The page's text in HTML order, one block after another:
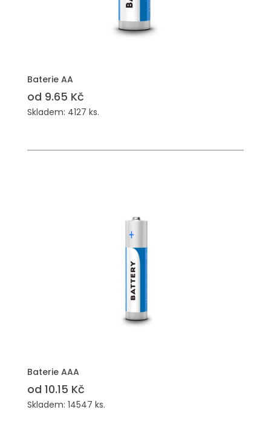
Baterie AA
od 9.65 Kč
Skladem: 4127 ks.
Baterie AAA
od 10.15 Kč
Skladem: 14547 ks.